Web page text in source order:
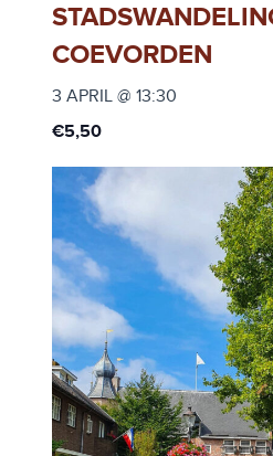
COEVORDEN
3 APRIL @ 13:30
€5,50